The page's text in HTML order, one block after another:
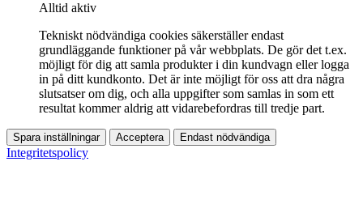
Alltid aktiv
Tekniskt nödvändiga cookies säkerställer endast
grundläggande funktioner på vår webbplats. De gör det t.ex.
möjligt för dig att samla produkter i din kundvagn eller logga
in på ditt kundkonto. Det är inte möjligt för oss att dra några
slutsatser om dig, och alla uppgifter som samlas in som ett
resultat kommer aldrig att vidarebefordras till tredje part.
Spara inställningar Acceptera Endast nödvändiga
Integritetspolicy